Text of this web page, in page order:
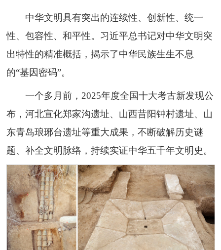
中华文明具有突出的连续性、创新性、统一
性、包容性、和平性。习近平总书记对中华文明突
出特性的精准概括，揭示了中华民族生生不息
的“基因密码”。
一个多月前，2025年度全国十大考古新发现公
布，河北宣化郑家沟遗址、山西昔阳钟村遗址、山
东青岛琅琊台遗址等重大成果，不断破解历史谜
题、补全文明脉络，持续实证中华五千年文明史。